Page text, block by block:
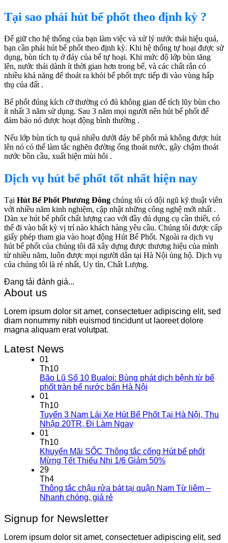
Tại sao phải hút bể phốt theo định kỳ ?
Để giữ cho hệ thống của bạn làm việc và xử lý nước thải hiệu quả,
bạn cần phải hút bể phốt theo định kỳ. Khi hệ thống tự hoại được sử
dụng, bùn tích tụ ở đáy của bể tự hoại. Khi mức độ lớp bùn tăng
lên, nước thải dành ít thời gian hơn trong bể, và các chất rắn có
nhiều khả năng để thoát ra khỏi bể phốt trực tiếp đi vào vùng hấp
thụ của đất .
Bể phốt đúng kích cỡ thường có đủ không gian để tích lũy bùn cho
ít nhất 3 năm sử dụng. Sau 3 năm mọi người nên hút bể phốt để
đảm bảo nó được hoạt động bình thường .
Nếu lớp bùn tích tụ quá nhiều dưới đáy bể phốt mà không được hút
lên nó có thể làm tắc nghẽn đường ống thoát nước, gây chậm thoát
nước bồn cầu, xuất hiện mùi hôi .
Dịch vụ hút bể phốt tốt nhất hiện nay
Tại Hút Bể Phốt Phương Đông chúng tôi có đội ngũ kỹ thuật viên
với nhiều năm kinh nghiệm, cập nhật những công nghệ mới nhất .
Dàn xe hút bể phốt chất lượng cao với đầy đủ dụng cụ cần thiết, có
thể đi vào bất kỳ vị trí nào khách hàng yêu cầu. Chúng tôi được cấp
giấy phép tham gia vào hoạt động Hút Bể Phốt. Ngoài ra dịch vụ
hút bể phốt của chúng tôi đã xây dựng được thương hiệu của mình
từ nhiều năm, luôn được mọi người dân tại Hà Nội ủng hộ. Dịch vụ
của chúng tôi là rẻ nhất, Uy tín, Chất Lượng.
Đang tải đánh giá...
About us
Lorem ipsum dolor sit amet, consectetuer adipiscing elit, sed
diam nonummy nibh euismod tincidunt ut laoreet dolore
magna aliquam erat volutpat.
Latest News
01
Th10
Bão Lũ Số 10 Bualoi: Bùng phát dịch bệnh từ bể
phốt tràn bể nước bẩn Hà Nội
01
Th10
Tuyển 3 Nam Lái Xe Hút Bể Phốt Tại Hà Nội, Thu
Nhập 20TR, Đi Làm Ngay
01
Th10
Khuyến Mãi SỐC Thông tắc cống Hút bể phốt
Mừng Tết Thiếu Nhi 1/6 Giảm 50%
29
Th4
Thông tắc chậu rửa bát tại quận Nam Từ liêm –
Nhanh chóng, giá rẻ
Signup for Newsletter
Lorem ipsum dolor sit amet, consectetuer adipiscing elit, sed